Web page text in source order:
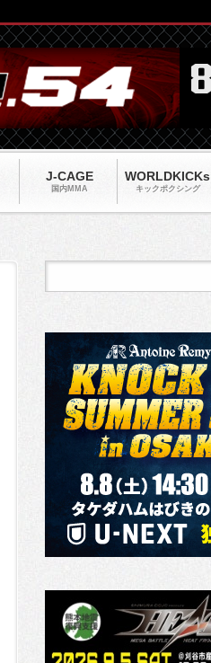
J-CAGE
国内MMA
WORLDKICKs
キックポクシング